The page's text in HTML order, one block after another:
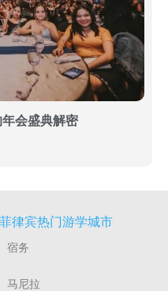
会盛典解密
菲律宾热门游学城市
宿务
马尼拉